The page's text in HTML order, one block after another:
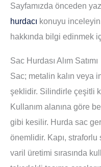
Sayfamızda önceden
hurdacı konuyu inceleyin.
hakkında bilgi edinmek
Sac Hurdası Alım Satımı
Sac; metalin kalın veya
şeklidir. Silindirle çeşitli
Kullanım alanına göre
gibi kesilir. Hurda sac
önemlidir. Kapı, straforlu
varil üretimi sırasında